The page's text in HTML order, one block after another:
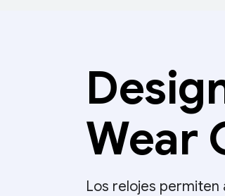
Wear
Los relojes permiten